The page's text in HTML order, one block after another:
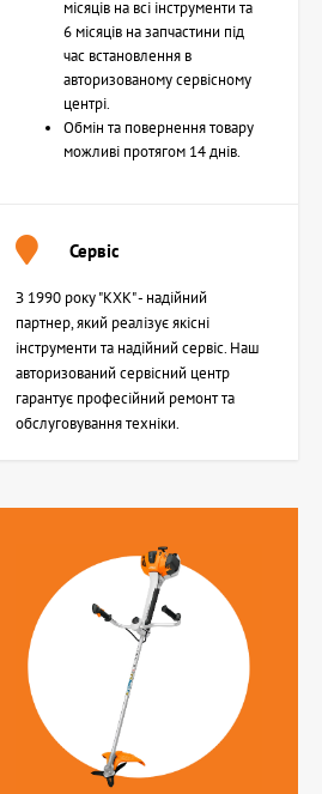
Возвратная пружина STIHL (Z000013Z000)
В НАЯВНОСТІ
4
місяців на всі інструменти та
6 місяців на запчастини під
час встановлення в
авторизованому сервісному
центрі.
Обмін та повернення товару
можливі протягом 14 днів.
Сервіс
З 1990 року "КХК" - надійний
партнер, який реалізує якісні
інструменти та надійний сервіс. Наш
авторизований сервісний центр
гарантує професійний ремонт та
обслуговування техніки.